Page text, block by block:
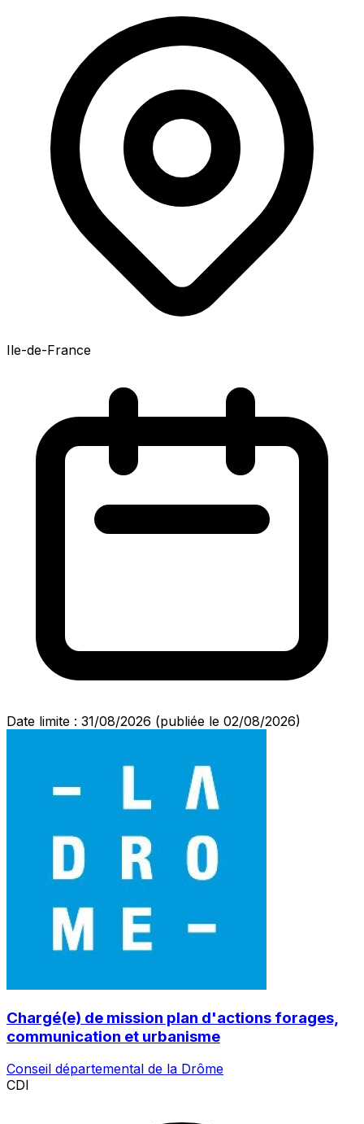
Ile-de-France
Date limite : 31/08/2026 (publiée le 02/08/2026)
Chargé(e) de mission plan d'actions forages,
communication et urbanisme
Conseil départemental de la Drôme
CDI